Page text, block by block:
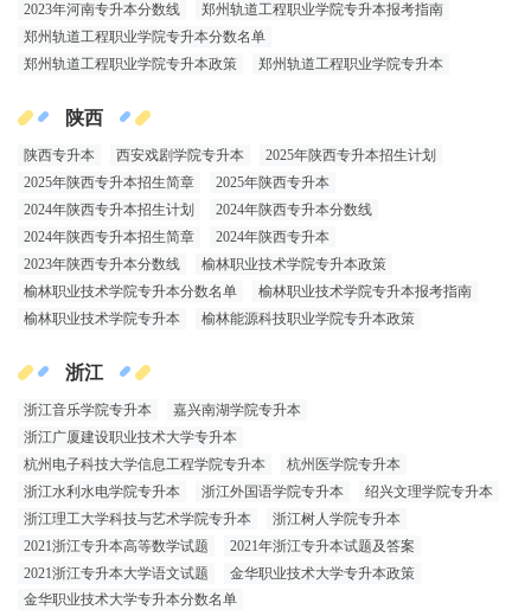
2023年河南专升本分数线
郑州轨道工程职业学院专升本报考指南
郑州轨道工程职业学院专升本分数名单
郑州轨道工程职业学院专升本政策
郑州轨道工程职业学院专升本
陕西
陕西专升本 西安戏剧学院专升本
2025年陕西专升本招生计划
2025年陕西专升本招生简章
2025年陕西专升本
2024年陕西专升本招生计划
2024年陕西专升本分数线
2024年陕西专升本招生简章
2024年陕西专升本
2023年陕西专升本分数线
榆林职业技术学院专升本政策
榆林职业技术学院专升本分数名单
榆林职业技术学院专升本报考指南
榆林职业技术学院专升本
榆林能源科技职业学院专升本政策
浙江
浙江音乐学院专升本
嘉兴南湖学院专升本
浙江广厦建设职业技术大学专升本
杭州电子科技大学信息工程学院专升本
杭州医学院专升本
浙江水利水电学院专升本
浙江外国语学院专升本
绍兴文理学院专升本
浙江理工大学科技与艺术学院专升本
浙江树人学院专升本
2021浙江专升本高等数学试题
2021年浙江专升本试题及答案
2021浙江专升本大学语文试题
金华职业技术大学专升本政策
金华职业技术大学专升本分数名单